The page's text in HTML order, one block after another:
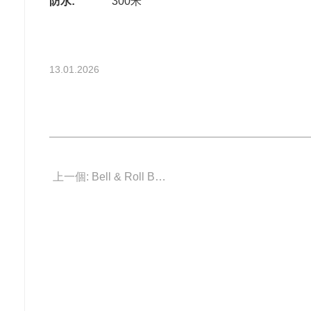
13.01.2026
上一個: Bell & Roll BR0392-D-BL-BR/SCA